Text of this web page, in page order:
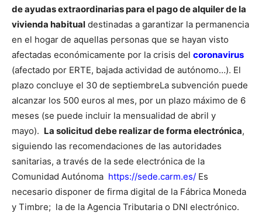
de ayudas extraordinarias para el pago de alquiler de la
vivienda habitual destinadas a garantizar la permanencia
en el hogar de aquellas personas que se hayan visto
afectadas económicamente por la crisis del coronavirus
(afectado por ERTE, bajada actividad de autónomo…). El
plazo concluye el 30 de septiembreLa subvención puede
alcanzar los 500 euros al mes, por un plazo máximo de 6
meses (se puede incluir la mensualidad de abril y
mayo). La solicitud debe realizar de forma electrónica,
siguiendo las recomendaciones de las autoridades
sanitarias, a través de la sede electrónica de la
Comunidad Autónoma https://sede.carm.es/ Es
necesario disponer de firma digital de la Fábrica Moneda
y Timbre; la de la Agencia Tributaria o DNI electrónico.